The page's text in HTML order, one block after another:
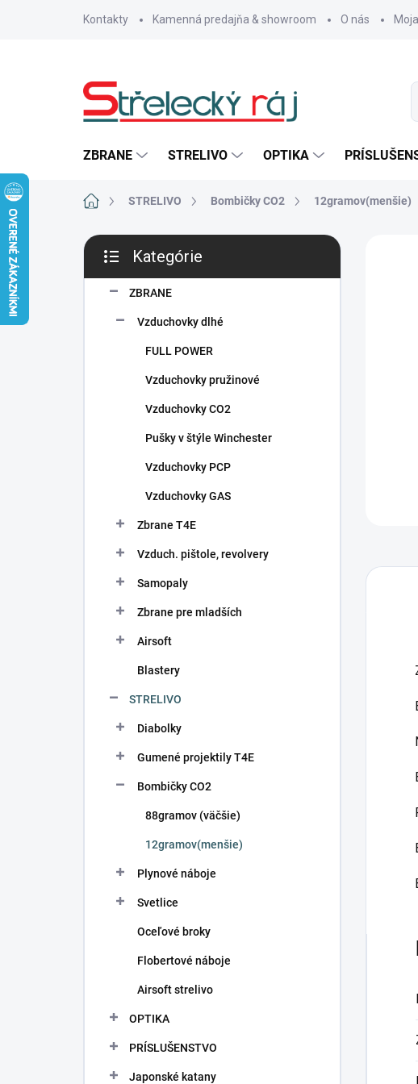
Kontakty Kamenná predajňa & showroom O nás
ZBRANE STRELIVO OPTIKA
DomovSTRELIVO Bombičky CO2 12gramov(menšie)
B
č
kategórie
Kategórie
ZBRANE
Vzduchovky dlhé
FULL POWER
Vzduchovky pružinové
Vzduchovky CO2
Pušky v štýle Winchester
Vzduchovky PCP
Vzduchovky GAS
Zbrane T4E
Vzduch. pištole, revolvery
Samopaly
Zbrane pre mladších
Airsoft
Blastery
STRELIVO
Diabolky
Gumené projektily T4E
Bombičky CO2
88gramov (väčšie)
12gramov(menšie)
Plynové náboje
Svetlice
Oceľové broky
Flobertové náboje
Airsoft strelivo
OPTIKA
PRÍSLUŠENSTVO
Japonské katany